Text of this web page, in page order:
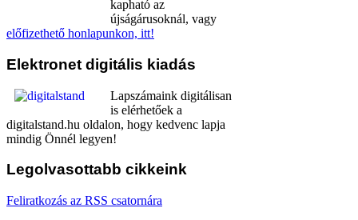
kapható az
újságárusoknál, vagy
előfizethető honlapunkon, itt!
Elektronet digitális kiadás
Lapszámaink digitálisan
is elérhetőek a
digitalstand.hu oldalon, hogy kedvenc lapja
mindig Önnél legyen!
Legolvasottabb cikkeink
Feliratkozás az RSS csatornára